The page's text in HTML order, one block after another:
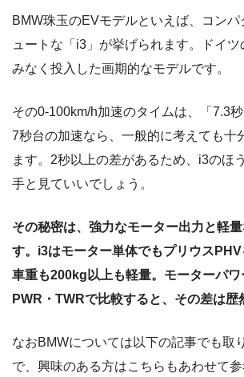
BMW珠玉のEVモデルといえば、コンパ
ュートな「i3」が挙げられます。ドイ
みなく投入した画期的なモデルです。
その0-100km/h加速のタイムは、「7.3秒
7秒台の加速なら、一般的に考えても十
ます。2秒以上の差があるため、i3のほ
手と見ていいでしょう。
その秘密は、強力なモーター出力と軽
す。i3はモーター単体でもプリウスPHV
車重も200kg以上も軽量。モーターパワ
PWR・TWRで比較すると、その差は歴
なおBMWについては以下の記事でも取
で、興味のある方はこちらもあわせて